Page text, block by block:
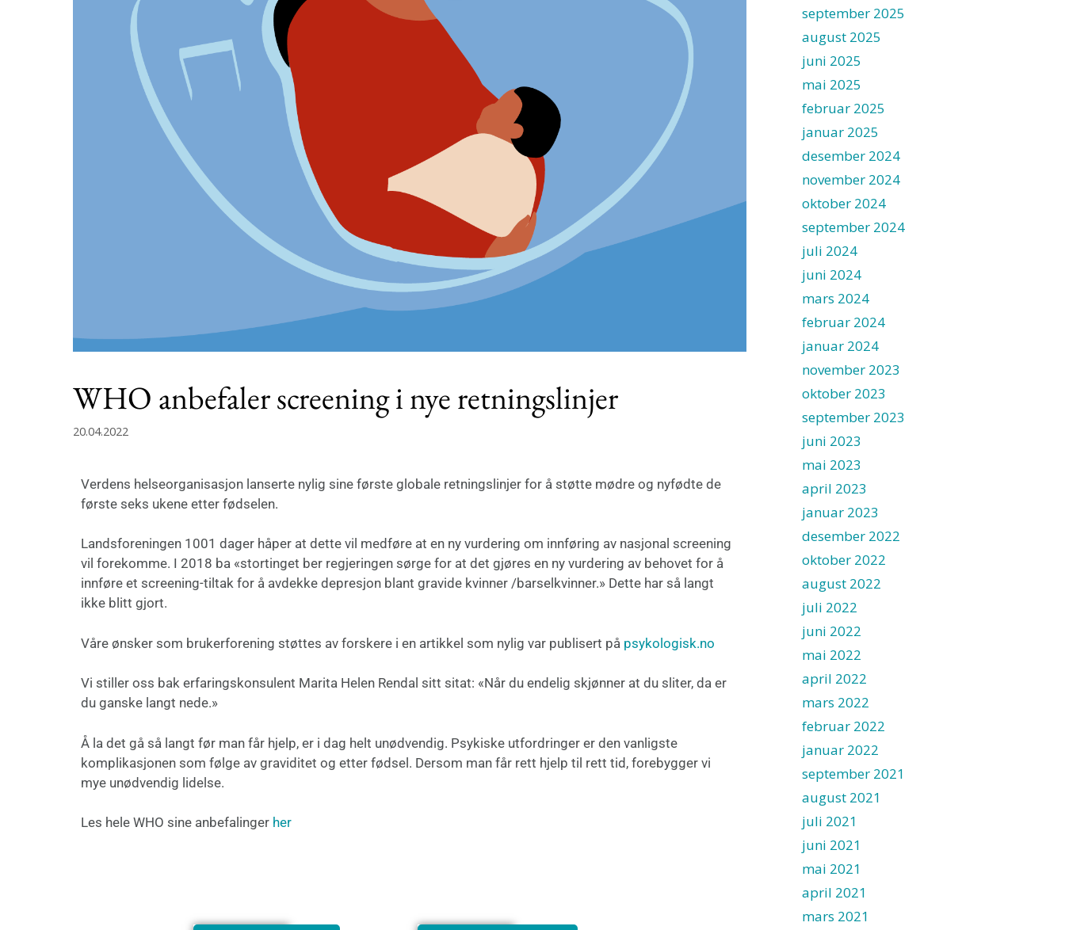
WHO anbefaler screening i nye retningslinjer
20.04.2022
Verdens helseorganisasjon lanserte nylig sine første globale retningslinjer for å støtte mødre og nyfødte de
første seks ukene etter fødselen.
Landsforeningen 1001 dager håper at dette vil medføre at en ny vurdering om innføring av nasjonal screening
vil forekomme. I 2018 ba «stortinget ber regjeringen sørge for at det gjøres en ny vurdering av behovet for å
innføre et screening-tiltak for å avdekke depresjon blant gravide kvinner /barselkvinner.» Dette har så langt
ikke blitt gjort.
Våre ønsker som brukerforening støttes av forskere i en artikkel som nylig var publisert på psykologisk.no
Vi stiller oss bak erfaringskonsulent Marita Helen Rendal sitt sitat: «Når du endelig skjønner at du sliter, da er
du ganske langt nede.»
Å la det gå så langt før man får hjelp, er i dag helt unødvendig. Psykiske utfordringer er den vanligste
komplikasjonen som følge av graviditet og etter fødsel. Dersom man får rett hjelp til rett tid, forebygger vi
mye unødvendig lidelse.
Les hele WHO sine anbefalinger her
september 2025
august 2025
juni 2025
mai 2025
februar 2025
januar 2025
desember 2024
november 2024
oktober 2024
september 2024
juli 2024
juni 2024
mars 2024
februar 2024
januar 2024
november 2023
oktober 2023
september 2023
juni 2023
mai 2023
april 2023
januar 2023
desember 2022
oktober 2022
august 2022
juli 2022
juni 2022
mai 2022
april 2022
mars 2022
februar 2022
januar 2022
september 2021
august 2021
juli 2021
juni 2021
mai 2021
april 2021
mars 2021